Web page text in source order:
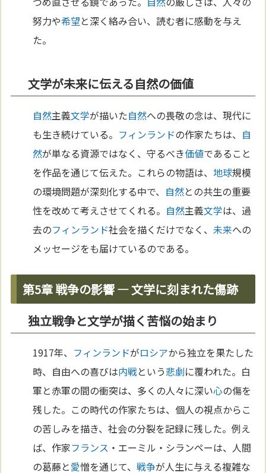
努力や希望と深く絡み合い、読む者に感動を与え
た。
文学が未来に伝える自然の価値
自然主義文学が描いた自然への畏敬の念は、現代に
も生き続けている。 フィンランドの作家たちは、 自
然が単なる資源ではなく、守るべき価値であること
を作品を通じて伝えた。これらの物語は、地球規模
の環境問題が深刻化する中で、 自然との共生の重要
性を改めて考えさせてくれる。 自然主義文学は、過
去のフィンランド社会を描くだけでなく、未来への
メッセージをも届けているのである。
第5章 戦争の影響 ― 文学に刻まれた傷跡
独立戦争と文学が描く苦悩の始まり
1917年、 フィンランドがロシアから独立を果たした
時、自由への喜びは内戦という悲劇に覆われた。白
軍と赤軍の間の衝突は、多くの人々に深い心の傷を
残した。この時代の作家たちは、個人の視点からこ
の苦しみを描き、社会の分裂を記録に残した。例え
ば、作家フランス ・エーミル・シランペーは、人間
の葛藤と愛憎を通じて、戦争が人生に与える複雑な